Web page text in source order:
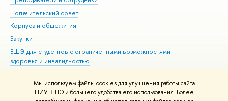
Мы используем файлы cookies для улучшения работы сайта
НИУ ВШЭ и большего удобства его использования. Более
Попечительский совет
Корпуса и общежития
Закупки
ВШЭ для студентов с ограниченными возможностями
здоровья и инвалидностью
Единая платежная страница